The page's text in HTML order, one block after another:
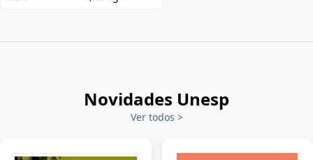
Novidades Unesp
Ver todos >